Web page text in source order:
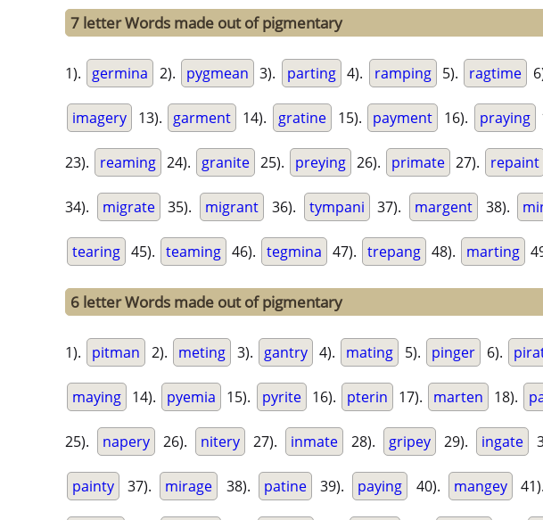
7 letter Words made out of pigmentary
1). germina 2). pygmean 3). parting 4). ramping 5). ragtime
imagery 13). garment 14). gratine 15). payment 16). praying
23). reaming 24). granite 25). preying 26). primate 27). repaint
34). migrate 35). migrant 36). tympani 37). margent 38).
tearing 45). teaming 46). tegmina 47). trepang 48). marting
6 letter Words made out of pigmentary
1). pitman 2). meting 3). gantry 4). mating 5). pinger 6).
maying 14). pyemia 15). pyrite 16). pterin 17). marten 18).
25). napery 26). nitery 27). inmate 28). gripey 29). ingate
painty 37). mirage 38). patine 39). paying 40). mangey 41).